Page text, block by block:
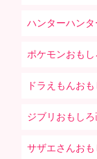
ハンターハン
ポケモンおもし
ドラえもんお
ジブリおもし
サザエさんおも